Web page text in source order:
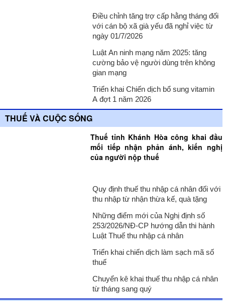
Điều chỉnh tăng trợ cấp hằng tháng đối
với cán bộ xã già yếu đã nghỉ việc từ
ngày 01/7/2026
Luật An ninh mạng năm 2025: tăng
cường bảo vệ người dùng trên không
gian mạng
Triển khai Chiến dịch bổ sung vitamin
A đợt 1 năm 2026
THUẾ VÀ CUỘC SỐNG
Thuế tỉnh Khánh Hòa công khai đầu
mối tiếp nhận phản ánh, kiến nghị
của người nộp thuế
Quy định thuế thu nhập cá nhân đối với
thu nhập từ nhận thừa kế, quà tặng
Những điểm mới của Nghị định số
253/2026/NĐ-CP hướng dẫn thi hành
Luật Thuế thu nhập cá nhân
Triển khai chiến dịch làm sạch mã số
thuế
Chuyển kê khai thuế thu nhập cá nhân
từ tháng sang quý